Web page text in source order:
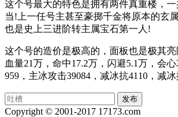
这个号最大的特色是拥有两件真重楼，
当!上一任号主甚至豪掷千金将原本的玄
也是史上三进阶转主属宝石第一人!
这个号的造价是极高的，面板也是极其亮
血量21万，命中17.2万，闪避5.1万，会
959，主冰攻击39084，减冰抗4110，减
Copyright © 2001-2017 17173.com